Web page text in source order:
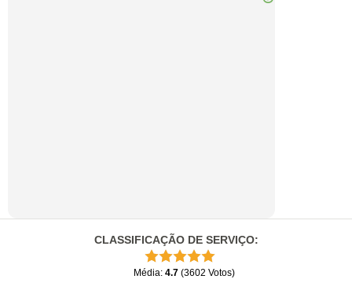
CLASSIFICAÇÃO DE SERVIÇO:
Média: 4.7 (3602 Votos)